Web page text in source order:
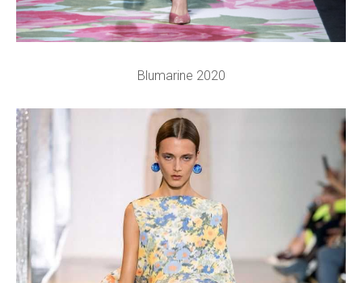
Blumarine 2020